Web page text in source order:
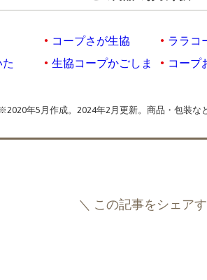
コープさが生協 ララコ
生協コープかごしま コープ
年5月作成。2024年2月更新。商品・包装な
＼ この記事をシェア